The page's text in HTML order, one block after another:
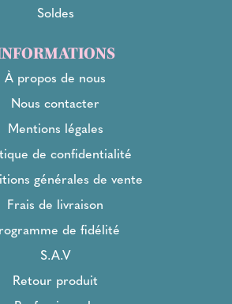
Soldes
À propos de nous
Nous contacter
Mentions légales
de confidentialité
générales de vente
Frais de livraison
de fidélité
S.A.V
Retour produit